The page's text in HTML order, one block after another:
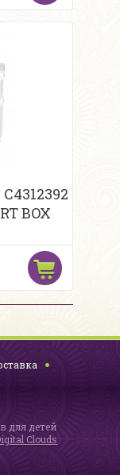
BOX
для детей
Clouds